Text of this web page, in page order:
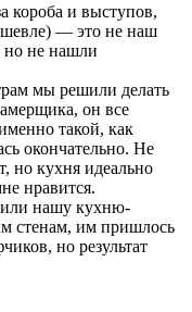
короба и выступов,
— это не наш
не нашли
мы решили делать
он все
такой, как
окончательно. Не
но кухня идеально
нравится.
нашу кухню-
стенам, им пришлось
но результат